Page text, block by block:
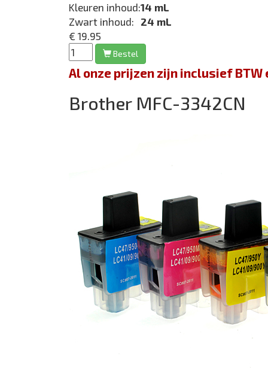
Kleuren inhoud:14 mL
Zwart inhoud:
24 mL
€ 19.95
Bestel
Al onze prijzen zijn inclusief
Brother MFC-3342CN